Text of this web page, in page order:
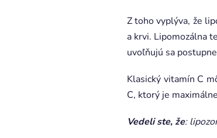
Z toho vyplýva, že
a krvi. Lipomozálna
uvoľňujú sa
Klasický vitamín C
C, ktorý je
Vedeli ste, že: